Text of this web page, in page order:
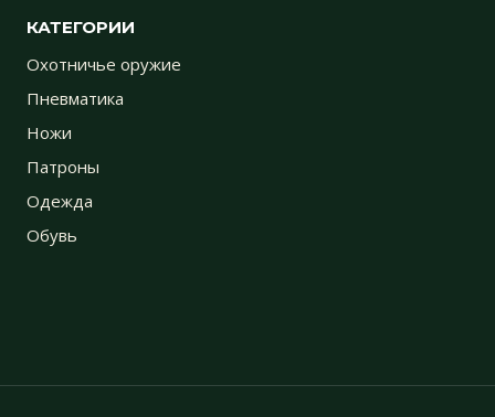
КАТЕГОРИИ
Охотничье оружие
Пневматика
Ножи
Патроны
Одежда
Обувь